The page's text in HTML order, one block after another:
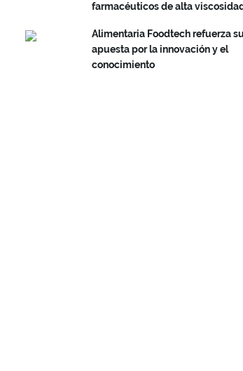
farmacéuticos de alta
Alimentaria Foodtech refuerza su
apuesta por la innovación y el
conocimiento